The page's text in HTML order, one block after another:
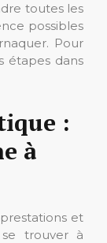
toutes les
possibles
Pour
étapes dans
:
à
et
trouver à